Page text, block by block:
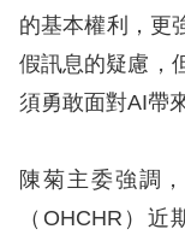
人
資
料
無
的基本權利，更
假訊息的疑慮，
須勇敢面對AI帶
陳菊主委強調
（OHCHR）